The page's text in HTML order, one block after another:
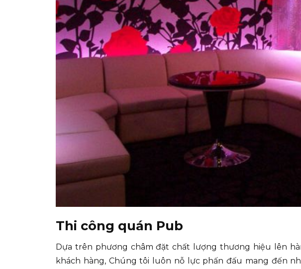
Thi công quán Pub
Dựa trên phương châm đặt chất lượng thương hiệu lên
khách hàng, Chúng tôi luôn nỗ lực phấn đấu mang đến